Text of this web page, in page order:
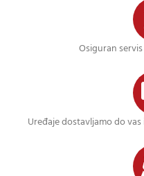
Osiguran
Uređaje dostavljamo do